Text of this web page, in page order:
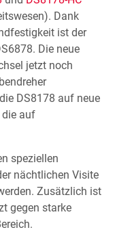
Dank
ist der
Die neue
jetzt noch
DS8178 auf neue
die auf
speziellen
nächtlichen Visite
Zusätzlich ist
gegen starke